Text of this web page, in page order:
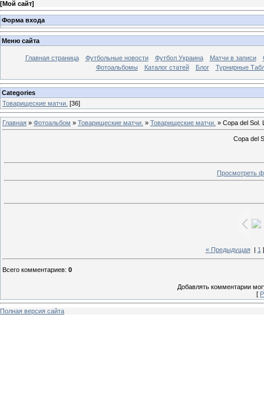
[Мой сайт]
Форма входа
Меню сайта
Главная страница Футбольные новости Футбол Украина Матчи в записи
Фотоальбомы
Каталог статей Блог Турнирные
Categories
Товарищеские матчи. [36]
Главная » Фотоальбом » Товарищеские матчи. » Товарищеские матчи. » Copa del
Copa del
Просмотреть
« Предыдущая| 1 [
Всего комментариев: 0
Добавлять комментарии
[
Полная версия сайта